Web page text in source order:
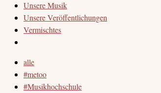
Unsere Musik
Unsere Veröffentlichungen
Vermischtes
alle
#metoo
#Musikhochschule